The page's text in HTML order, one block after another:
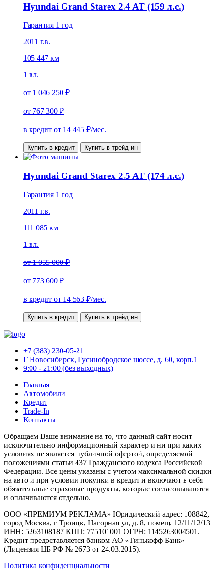
Hyundai Grand Starex 2.4 AT (159 л.с.)
Гарантия 1 год
2011 г.в.
105 447 км
1 вл.
от1 046 250 ₽
от 767 300 ₽
в кредит от 14 445 ₽/мес.
Купить в кредит Купить в трейд ин
Hyundai Grand Starex 2.5 AT (174 л.с.)
Гарантия 1 год
2011 г.в.
111 085 км
1 вл.
от1 055 000 ₽
от 773 600 ₽
в кредит от 14 563 ₽/мес.
Купить в кредит Купить в трейд ин
+7 (383) 230-05-21
Г Новосибирск, Гусинобродское шоссе, д. 60, корп.1
9:00 - 21:00 (без выходных)
Главная
Автомобили
Кредит
Trade-In
Контакты
Обращаем Ваше внимание на то, что данный сайт носит
исключительно информационный характер и ни при каких
условиях не является публичной офертой, определяемой
положениями статьи 437 Гражданского кодекса Российской
Федерации. Все цены указаны с учетом максимальной скидки
на авто и при условии покупки в кредит и включают в себя
обязательные страховые продукты, которые согласовываются
и оплачиваются отдельно.
ООО «ПРЕМИУМ РЕКЛАМА» Юридический адрес: 108842,
город Москва, г Троицк, Нагорная ул, д. 8, помещ. 12/11/12/13
ИНН: 5263108187 КПП: 775101001 ОГРН: 1145263004501.
Кредит предоставляется банком АО «Тинькофф Банк»
(Лицензия ЦБ РФ № 2673 от 24.03.2015).
Политика конфиденциальности